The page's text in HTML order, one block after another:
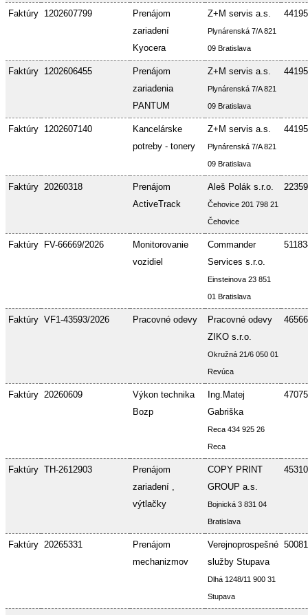
Faktúry 1202607799
Prenájom
zariadení
Kyocera
Z+M servis a.s.
Plynárenská 7/A 821
09 Bratislava
Faktúry 1202606455
Prenájom
zariadenia
PANTUM
Z+M servis a.s.
Plynárenská 7/A 821
09 Bratislava
Faktúry 1202607140
Kancelárske
potreby - tonery
Z+M servis a.s.
Plynárenská 7/A 821
09 Bratislava
Faktúry 20260318
Prenájom
ActiveTrack
Aleš Polák s.r.o.
Čehovice 201 798 21
Čehovice
Faktúry FV-66669/2026
Monitorovanie
vozidiel
Commander
Services s.r.o.
Einsteinova 23 851
01 Bratislava
Faktúry VF1-43593/2026 Pracovné odevy
Pracovné odevy
ZIKO s.r.o.
Okružná 21/6 050 01
Revúca
Faktúry 20260609
Výkon technika
Bozp
Ing.Matej
Gabriška
Reca 434 925 26
Reca
Faktúry TH-2612903
Prenájom
zariadení ,
výtlačky
COPY PRINT
GROUP a.s.
Bojnická 3 831 04
Bratislava
Faktúry 20265331
Prenájom
mechanizmov
Verejnoprospešné
služby Stupava
Dlhá 1248/11 900 31
Stupava